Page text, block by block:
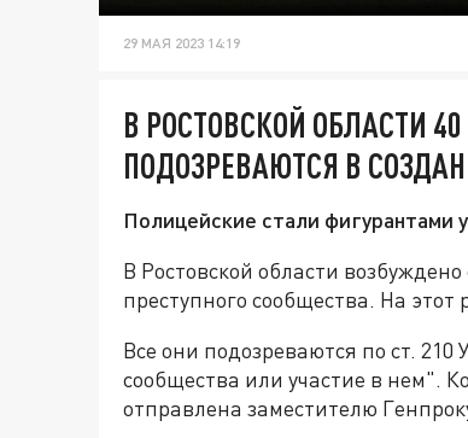
29 МАЯ 2023 14:19
В РОСТОВСКОЙ ОБЛАСТИ
ПОДОЗРЕВАЮТСЯ В
Полицейские стали фигурантами
В Ростовской области
преступного сообщества. На
Все они подозреваются по ст. 210
сообщества или участие в нем".
отправлена заместителю